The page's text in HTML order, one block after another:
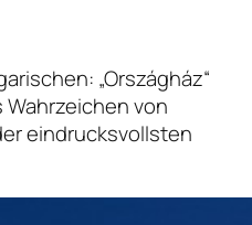
„Országház“
von
eindrucksvollsten